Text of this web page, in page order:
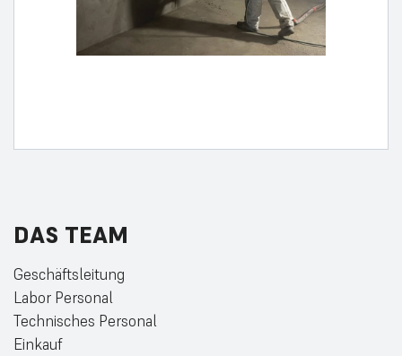
DAS TEAM
Geschäftsleitung
Labor Personal
Technisches Personal
Einkauf